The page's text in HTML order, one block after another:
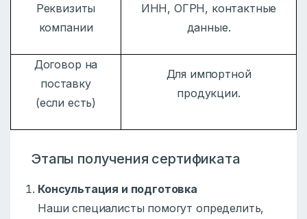
Реквизиты
компании
ИНН, ОГРН, контактные
данные.
Договор на
поставку
(если есть)
Для импортной
продукции.
Этапы получения сертификата
Консультация и подготовка
Наши специалисты помогут определить,